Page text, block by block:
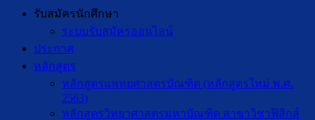
รับสมัครนักศึกษา
ระบบรับสมัครออนไลน์
ประกาศ
หลักสูตร
หลักสูตรแพทยศาสตรบัณฑิต (หลักสูตรใหม่ พ.ศ.
2563)
หลักสูตรวิทยาศาสตรมหาบัณฑิต สาขาวิชาฟิสิกส์